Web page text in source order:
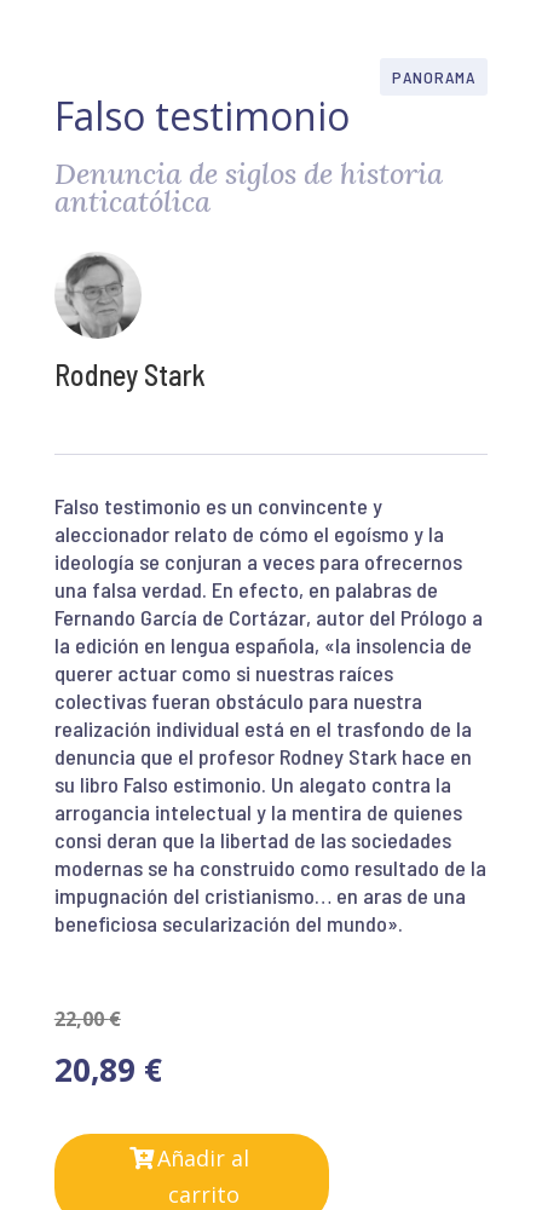
PANORAMA
Falso testimonio
Denuncia de siglos de historia
anticatólica
Rodney Stark
Falso testimonio es un convincente y
aleccionador relato de cómo el egoísmo y la
ideología se conjuran a veces para ofrecernos
una falsa verdad. En efecto, en palabras de
Fernando García de Cortázar, autor del Prólogo a
la edición en lengua española, «la insolencia de
querer actuar como si nuestras raíces
colectivas fueran obstáculo para nuestra
realización individual está en el trasfondo de la
denuncia que el profesor Rodney Stark hace en
su libro Falso estimonio. Un alegato contra la
arrogancia intelectual y la mentira de quienes
consi deran que la libertad de las sociedades
modernas se ha construido como resultado de la
impugnación del cristianismo… en aras de una
beneficiosa secularización del mundo».
22,00€
20,89 €
Añadir al
carrito